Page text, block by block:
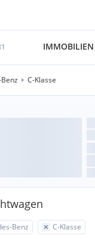
IMMOBILIEN
C-Klasse
Benz C-Klasse